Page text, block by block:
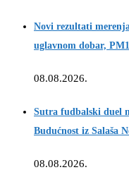
Novi rezultati
uglavnom dobar,
08.08.2026.
Sutra fudbalski duel
Budućnost iz Salaša
08.08.2026.